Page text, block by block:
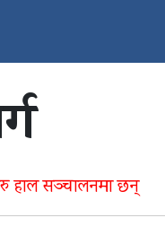
हाल सञ्चालनमा छन्